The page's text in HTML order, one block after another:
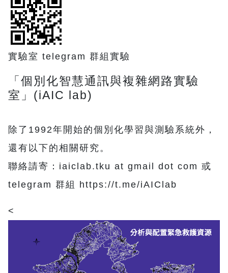
實驗室 telegram 群組實驗
「個別化智慧通訊與複雜網路實驗
室」(iAIC lab)
除了1992年開始的個別化學習與測驗系統外，
還有以下的相關研究。
聯絡請寄：iaiclab.tku at gmail dot com 或
telegram 群組 https://t.me/iAIClab
<